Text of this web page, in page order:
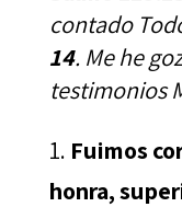
contado
14. Me he
testimonios
Fuimos
honra,